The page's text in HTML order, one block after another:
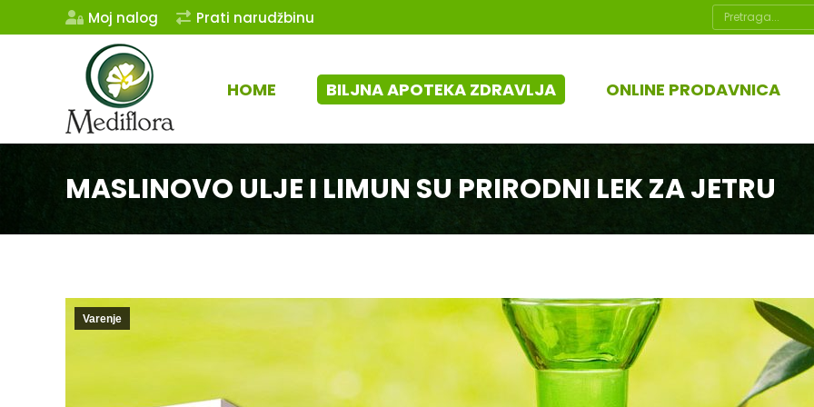
Moj nalog Prati narudžbinu Search:
HOME BILJNA APOTEKA ZDRAVLJA ONLINE PRODAVNICA
MASLINOVO ULJE I LIMUN SU PRIRODNI LEK ZA JETRU
Varenje